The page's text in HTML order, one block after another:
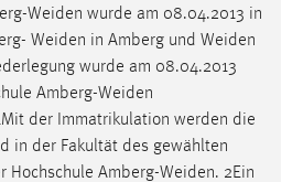
Weiden wurde am 08.04.2013 in
Weiden in Amberg und Weiden
wurde am 08.04.2013
Amberg-Weiden
der Immatrikulation werden die
in der Fakultät des gewählten
Hochschule Amberg-Weiden. 2Ein